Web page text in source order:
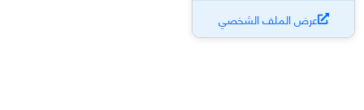
عرض الملف الشخصي